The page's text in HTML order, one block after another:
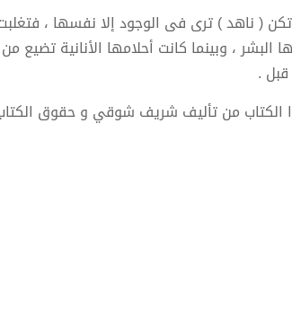
( ناهد ) ترى فى الوجود إلا نفسها ،
البشر ، وبينما كانت أحلامها الأنانية
.
الكتاب من تأليف شريف شوقي و حقوق